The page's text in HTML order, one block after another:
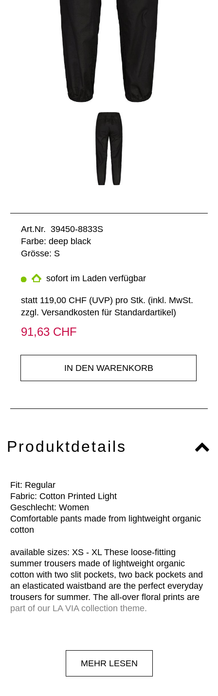
Art.Nr. 39450-8833S
Farbe: deep black
Grösse: S
sofort im Laden verfügbar
statt 119,00 CHF (UVP) pro Stk. (inkl. MwSt.
zzgl. Versandkosten für Standardartikel)
91,63 CHF
IN DEN WARENKORB
Produktdetails
Fit: Regular
Fabric: Cotton Printed Light
Geschlecht: Women
Comfortable pants made from lightweight organic
cotton
available sizes: XS - XL These loose-fitting
summer trousers made of lightweight organic
cotton with two slit pockets, two back pockets and
an elasticated waistband are the perfect everyday
trousers for summer. The all-over floral prints are
part of our LA VIA collection theme.
MEHR LESEN